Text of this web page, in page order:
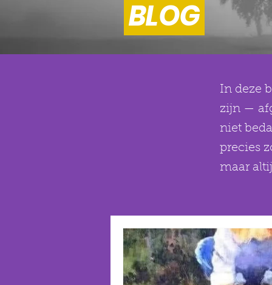
BLOG
In deze
zijn —
niet
precies
maar